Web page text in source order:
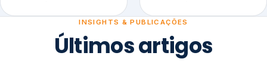
INSIGHTS & PUBLICAÇÕES
Últimos artigos